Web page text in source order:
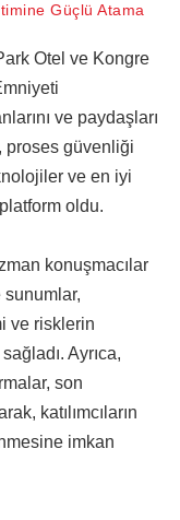
Güçlü Atama
Otel ve Kongre
ve paydaşları
proses güvenliği
ve en iyi
oldu.
konuşmacılar
sunumlar,
ve risklerin
Ayrıca,
son
katılımcıların
imkan